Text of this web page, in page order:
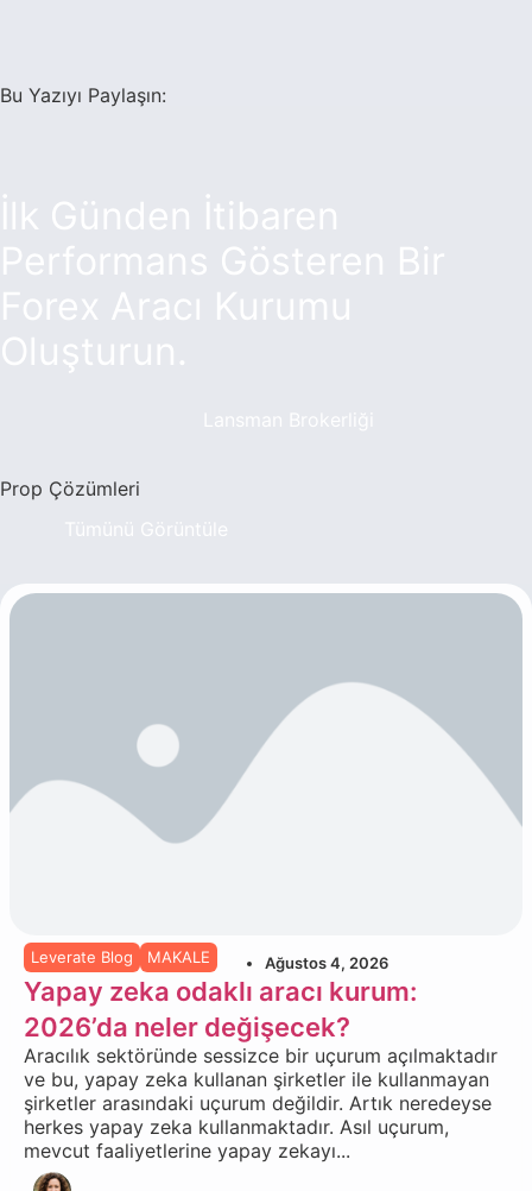
Bu Yazıyı Paylaşın:
İlk Günden İtibaren
Performans Gösteren Bir
Forex Aracı Kurumu
Oluşturun.
Lansman Brokerliği
Prop Çözümleri
Tümünü Görüntüle
Leverate Blog MAKALE Ağustos 4, 2026
Yapay zeka odaklı aracı kurum:
2026’da neler değişecek?
Aracılık sektöründe sessizce bir uçurum açılmaktadır
ve bu, yapay zeka kullanan şirketler ile kullanmayan
şirketler arasındaki uçurum değildir. Artık neredeyse
herkes yapay zeka kullanmaktadır. Asıl uçurum,
mevcut faaliyetlerine yapay zekayı...